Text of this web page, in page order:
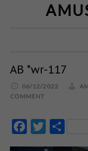
AB *wr-117
06/12/2022
COMMENT
FacebookTwitter